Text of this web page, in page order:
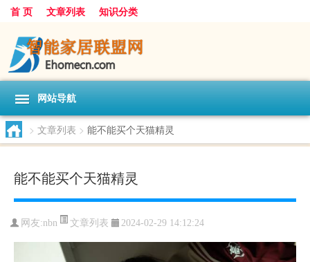
首 页 文章列表 知识分类
网站导航
> 文章列表 > 能不能买个天猫精灵
能不能买个天猫精灵
网友:nbn 文章列表 2024-02-29 14:12:24